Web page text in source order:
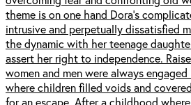
theme is on one hand Dora's
intrusive and perpetually dissatisfied
the dynamic with her teenage
assert her right to independence.
women and men were always
where children filled voids and
for an escape. After a childhood